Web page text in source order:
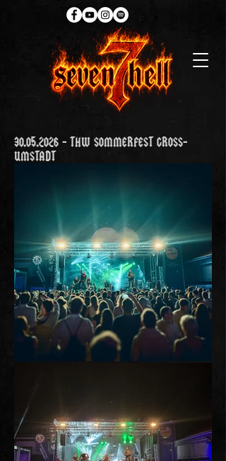
30.05.2026 - THW SOMMERFEST GROSS-
UMSTADT